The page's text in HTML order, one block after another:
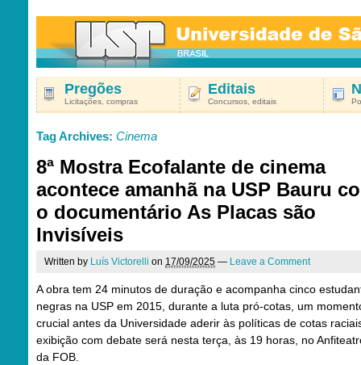
Pregões
Licitações, compras
Editais
Concursos, editais
Tag Archives: Cinema
8ª Mostra Ecofalante de cinema
acontece amanhã na USP Bauru
o documentário As Placas são
Invisíveis
Written by Luís Victorelli on 17/09/2025 — Leave a Comment
A obra tem 24 minutos de duração e acompanha cinco
negras na USP em 2015, durante a luta pró-cotas, um
crucial antes da Universidade aderir às políticas de cotas
exibição com debate será nesta terça, às 19 horas, no
da FOB.